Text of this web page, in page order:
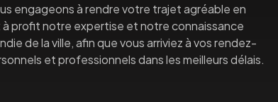
engageons à rendre votre trajet agréable en
profit notre expertise et notre connaissance
de la ville, afin que vous arriviez à vos rendez-
et professionnels dans les meilleurs délais.